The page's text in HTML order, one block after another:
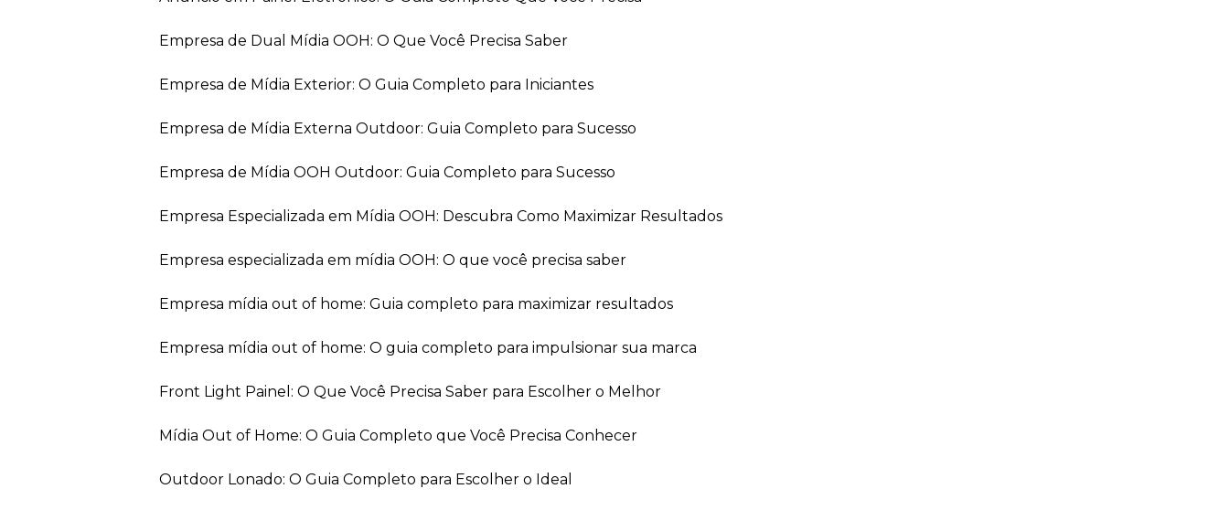
Empresa de Dual Mídia OOH: O Que Você Precisa Saber
Empresa de Mídia Exterior: O Guia Completo para Iniciantes
Empresa de Mídia Externa Outdoor: Guia Completo para Sucesso
Empresa de Mídia OOH Outdoor: Guia Completo para Sucesso
Empresa Especializada em Mídia OOH: Descubra Como Maximizar Resultados
Empresa especializada em mídia OOH: O que você precisa saber
Empresa mídia out of home: Guia completo para maximizar resultados
Empresa mídia out of home: O guia completo para impulsionar sua marca
Front Light Painel: O Que Você Precisa Saber para Escolher o Melhor
Mídia Out of Home: O Guia Completo que Você Precisa Conhecer
Outdoor Lonado: O Guia Completo para Escolher o Ideal